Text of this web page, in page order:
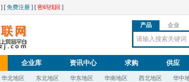
] [免费注册 ] [密码找回 ]
产品 企业
企业库 资讯中心 求购 供应
华北地区 东北地区 华东地区 华南地区 西北地区 华中